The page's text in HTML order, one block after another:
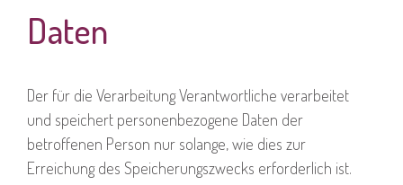
Daten
Der für die Verarbeitung Verantwortliche verarbeitet
und speichert personenbezogene Daten der
betroffenen Person nur solange, wie dies zur
Erreichung des Speicherungszwecks erforderlich ist.